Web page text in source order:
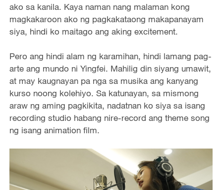
ako sa kanila. Kaya naman nang malaman kong
magkakaroon ako ng pagkakataong makapanayam
siya, hindi ko maitago ang aking excitement.
Pero ang hindi alam ng karamihan, hindi lamang pag-
arte ang mundo ni Yingfei. Mahilig din siyang umawit,
at may kaugnayan pa nga sa musika ang kanyang
kurso noong kolehiyo. Sa katunayan, sa mismong
araw ng aming pagkikita, nadatnan ko siya sa isang
recording studio habang nire-record ang theme song
ng isang animation film.